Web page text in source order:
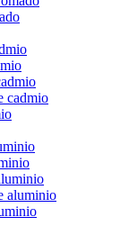
cadmio
aluminio